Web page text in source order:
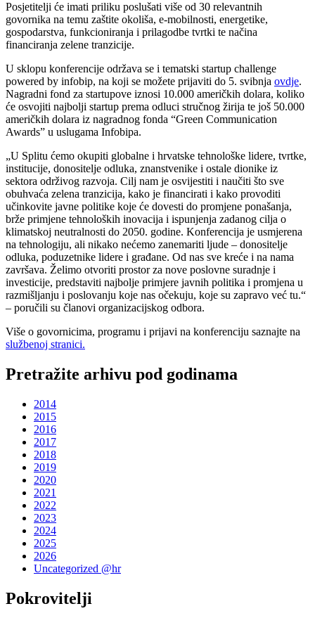
Posjetitelji će imati priliku poslušati više od 30 relevantnih
govornika na temu zaštite okoliša, e-mobilnosti, energetike,
gospodarstva, funkcioniranja i prilagodbe tvrtki te načina
financiranja zelene tranzicije.
U sklopu konferencije održava se i tematski startup challenge
powered by infobip, na koji se možete prijaviti do 5. svibnja ovdje.
Nagradni fond za startupove iznosi 10.000 američkih dolara, koliko
će osvojiti najbolji startup prema odluci stručnog žirija te još 50.000
američkih dolara iz nagradnog fonda “Green Communication
Awards” u uslugama Infobipa.
„U Splitu ćemo okupiti globalne i hrvatske tehnološke lidere, tvrtke,
institucije, donositelje odluka, znanstvenike i ostale dionike iz
sektora održivog razvoja. Cilj nam je osvijestiti i naučiti što sve
obuhvaća zelena tranzicija, kako je financirati i kako provoditi
učinkovite javne politike koje će dovesti do promjene ponašanja,
brže primjene tehnoloških inovacija i ispunjenja zadanog cilja o
klimatskoj neutralnosti do 2050. godine. Konferencija je usmjerena
na tehnologiju, ali nikako nećemo zanemariti ljude – donositelje
odluka, poduzetnike lidere i građane. Od nas sve kreće i na nama
završava. Želimo otvoriti prostor za nove poslovne suradnje i
investicije, predstaviti najbolje primjere javnih politika i promjena u
razmišljanju i poslovanju koje nas očekuju, koje su zapravo već tu.“
– poručili su članovi organizacijskog odbora.
Više o govornicima, programu i prijavi na konferenciju saznajte na
službenoj stranici.
Pretražite arhivu pod godinama
2014
2015
2016
2017
2018
2019
2020
2021
2022
2023
2024
2025
2026
Uncategorized @hr
Pokrovitelji